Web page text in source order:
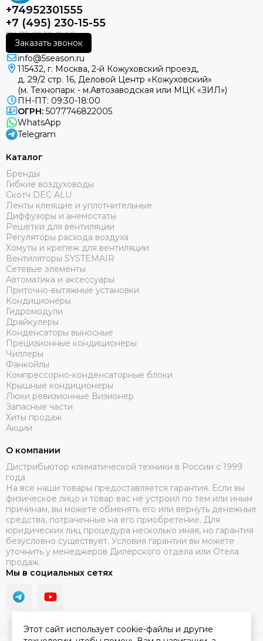
+74952301555
+7 (495) 230-15-55
Заказать звонок
info@5season.ru
115432, г. Москва, 2-й Кожуховский проезд,
д. 29/2 стр. 16, Деловой Центр «Кожуховский»
(м. Технопарк - м.Автозаводская или МЦК «ЗИЛ»)
ПН-ПТ: 09:30-18:00
ОГРН: 5077746822005
WhatsApp
Telegram
Каталог
Бренды
Гибкие воздуховоды
Скотч DEC ALU
Ленты клеящие и уплотнительные
Диффузоры и анемостаты
Решетки для вентиляции
Регуляторы расхода воздуха
Хомуты и крепеж для вентиляции
Вентиляторы SYSTEMAIR
Сетевые элементы
Автоматика и аксессуары
Приточно-вытяжные установки
Кондиционеры
Гидромодули
Драйкулеры
Конденсаторы выносные
Прецизионные кондиционеры
Чиллеры
Фанкойлы
Компрессорно-конденсаторные блоки
Крышные кондиционеры
Люки ревизионные Визионер
Запасные части
Хиты продаж
Акции
О компании
Дистрибьютор климатической техники в России с 1999
года
На все наши товары предоставляется гарантия. Если вы
физическое лицо и товар вас не устроил по тем или иным
причинам, вы можете обменять его или вернуть денежные
средства, потраченные на его приобретение. Для
юридических лиц процедура несколько иная, но гарантия
безусловно существует. Условия гарантии вы можете
уточнить у менеджеров Дилерского отдела или Отела
продаж.
Мы в социальных сетях
Этот сайт использует cookie-файлы и другие